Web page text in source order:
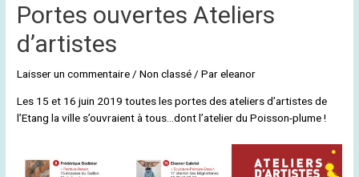
Portes ouvertes Ateliers
d’artistes
Laisser un commentaire /Non classé / Pareleanor
Les 15 et 16 juin 2019 toutes les portes des ateliers d’artistes de
l’Etang la ville s’ouvraient à tous…dont l’atelier du Poisson-plume !